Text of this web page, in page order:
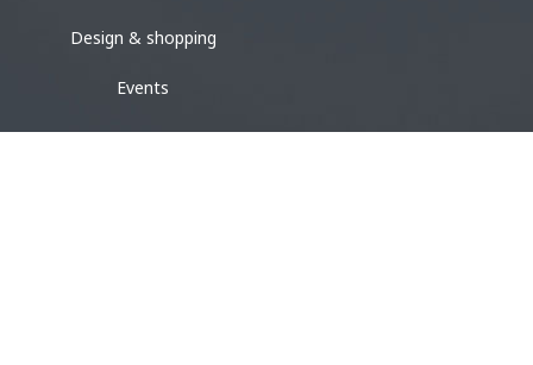
Design & shopping
Events